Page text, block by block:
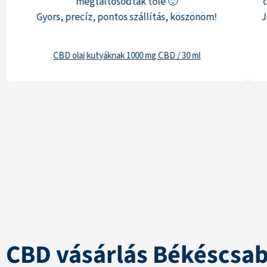
Gyors, precíz, pontos szállítás, köszönöm!
CBD olaj kutyáknak 1000 mg CBD / 30 ml
CBD vásárlás